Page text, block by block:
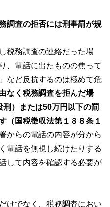
調査の拒否には刑事罰が規
税務調査の連絡だった場
、電話に出たものの焦って
など反抗するのは極めて危
なく税務調査を拒んだ場
刑 ）または50万円以下の罰
（国税徴収法第１８８条１
からの電話の内容が分から
電話を無視し続けたりする
して内容を確認する必要が
けでなく、税務調査におい